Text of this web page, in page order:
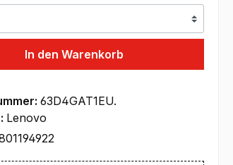
In den Warenkorb
63D4GAT1EU.
Lenovo